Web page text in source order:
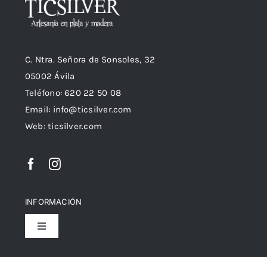
C. Ntra. Señora de Sonsoles, 32
05002 Ávila
Teléfono: 620 22 50 08
Email: info@ticsilver.com
Web: ticsilver.com
INFORMACIÓN
Toggle